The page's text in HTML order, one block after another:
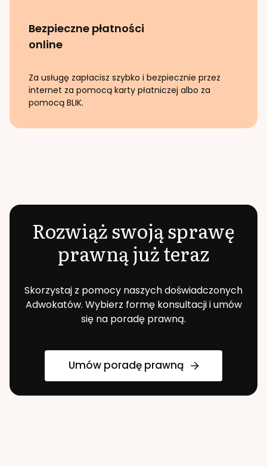
Bezpieczne płatności
online
Za usługę zapłacisz szybko i bezpiecznie przez
internet za pomocą karty płatniczej albo za
pomocą BLIK.
Rozwiąż swoją sprawę
prawną już teraz
Skorzystaj z pomocy naszych doświadczonych
Adwokatów. Wybierz formę konsultacji i umów
się na poradę prawną.
Umów poradę prawną